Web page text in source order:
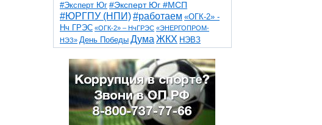
#Эксперт Юг #Эксперт Юг #МСП
#ЮРГПУ (НПИ)#работаем «ОГК-2» -
Нч ГРЭС «ОГК-2» – НчГРЭС «ЭНЕРГОПРОМ-
НЭЗ» День Победы Дума ЖКХ НЭВЗ
НчГРЭС ТНТ
благоустройствоветераны выборы
детидороги казаки коррупция космос
общественная палата парк пожар роща
спорт театр транспорт художники